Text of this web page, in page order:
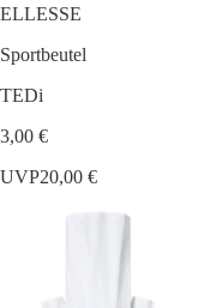
ELLESSE
Sportbeutel
TEDi
3,00 €
UVP20,00 €